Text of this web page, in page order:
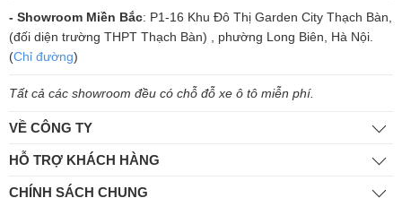
búp sóng rộng nên dù giúp cho bạn hát karaoke thoải mái và nhẹ
nhàng hơn, không tốn quá nhiều hơi và mệt mỏi.
- Showroom Miền Bắc: P1-16 Khu Đô Thị Garden City Thạch Bàn,
(đối diện trường THPT Thạch Bàn) , phường Long Biên, Hà Nội.
(Chỉ đường)
Tất cả các showroom đều có chỗ đỗ xe ô tô miễn phí.
VỀ CÔNG TY
HỖ TRỢ KHÁCH HÀNG
CHÍNH SÁCH CHUNG